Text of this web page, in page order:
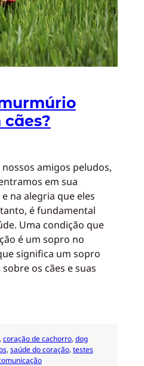
amigos peludos,
em sua
na alegria que eles
é fundamental
Uma condição que
é um sopro no
significa um sopro
os cães e suas
coração de cachorro, dog
, saúde do coração, testes